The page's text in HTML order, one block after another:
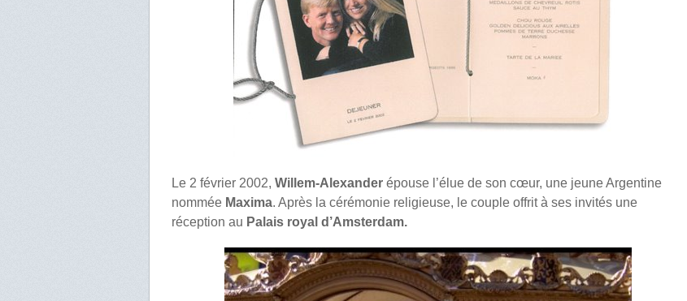
Le 2 février 2002,Willem-Alexander épouse l’élue de son cœur, une jeune Argentine
nommée Maxima. Après la cérémonie religieuse, le couple offrit à ses invités une
réception au Palais royal d’Amsterdam.